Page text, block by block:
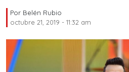
Por Belén Rubio
octubre 21, 2019 - 11:32 am